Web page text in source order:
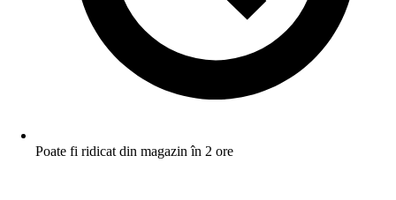
Poate fi ridicat din magazin în 2 ore